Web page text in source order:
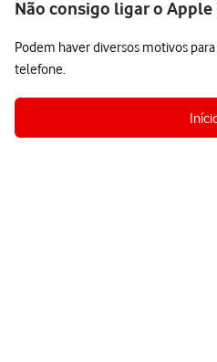
Não consigo ligar o Apple
Podem haver diversos motivos
telefone.